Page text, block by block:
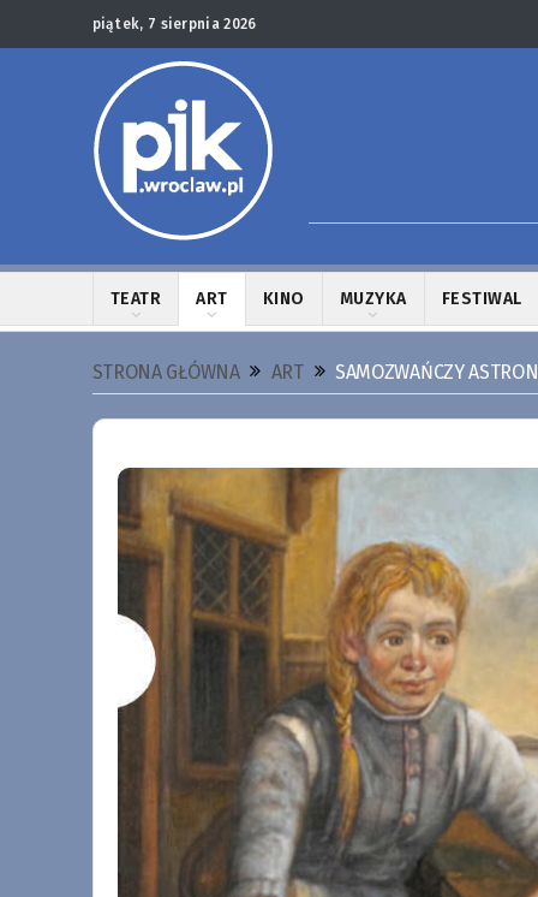
piątek, 7 sierpnia 2026
TEATR ART KINO MUZYKA FESTIWAL
STRONA GŁÓWNA ART SAMOZWAŃCZY